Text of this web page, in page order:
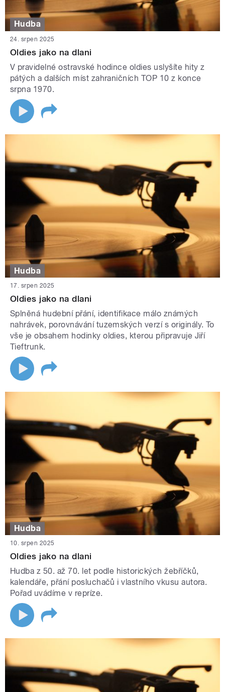
Hudba
24. srpen 2025
Oldies jako na dlani
V pravidelné ostravské hodince oldies uslyšíte hity z
pátých a dalších míst zahraničních TOP 10 z konce
srpna 1970.
Hudba
17. srpen 2025
Oldies jako na dlani
Splněná hudební přání, identifikace málo známých
nahrávek, porovnávání tuzemských verzí s originály. To
vše je obsahem hodinky oldies, kterou připravuje Jiří
Tieftrunk.
Hudba
10. srpen 2025
Oldies jako na dlani
Hudba z 50. až 70. let podle historických žebříčků,
kalendáře, přání posluchačů i vlastního vkusu autora.
Pořad uvádíme v repríze.